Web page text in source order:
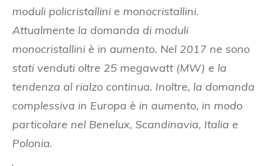
moduli policristallini e monocristallini.
Attualmente la domanda di moduli
monocristallini è in aumento. Nel 2017 ne sono
stati venduti oltre 25 megawatt (MW) e la
tendenza al rialzo continua. Inoltre, la domanda
complessiva in Europa è in aumento, in modo
particolare nel Benelux, Scandinavia, Italia e
Polonia.